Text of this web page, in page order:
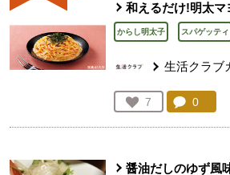
和えるだけ!明太マ
からし明太子 スパゲッティ
生活クラブ
お気に入り登録：
7
人が登録
コメン
0
醤油だしのゆず風